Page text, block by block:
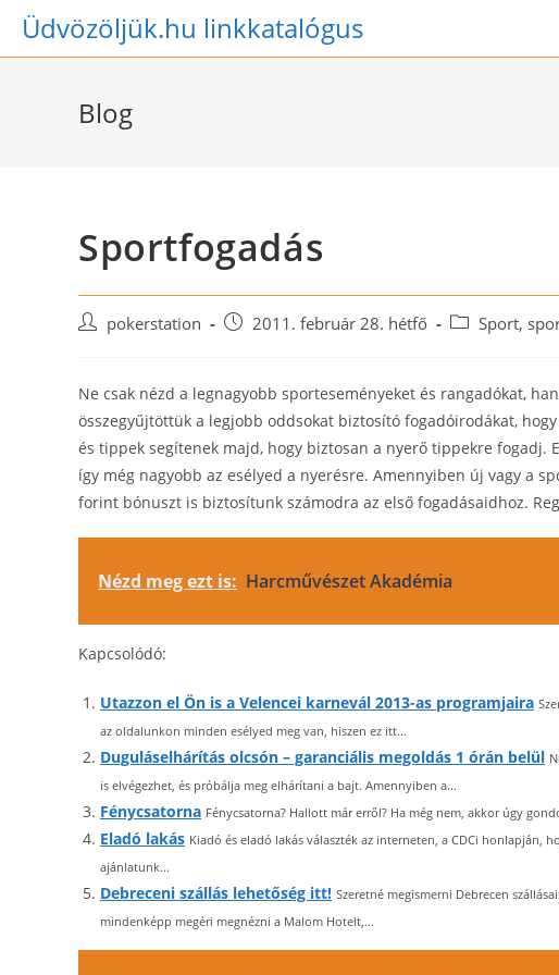
SkipÜdvözöljük.hu linkkatalógus
Blog
Sportfogadás
Post pokerstation
Post 2011. február 28. hétfő
PostSport,
Ne csak nézd a legnagyobb sporteseményeket és rangadókat,
összegyűjtöttük a legjobb oddsokat biztosító fogadóirodákat,
és tippek segítenek majd, hogy biztosan a nyerő tippekre fogadj.
így még nagyobb az esélyed a nyerésre. Amennyiben új vagy a
forint bónuszt is biztosítunk számodra az első fogadásaidhoz.
Nézd meg ezt is: Harcművészet Akadémia
Kapcsolódó:
Utazzon el Ön is a Velencei karnevál 2013-as programjaira
az oldalunkon minden esélyed meg van, hiszen ez itt...
Duguláselhárítás olcsón – garanciális megoldás 1 órán belül
is elvégezhet, és próbálja meg elhárítani a bajt. Amennyiben a...
Fénycsatorna Fénycsatorna? Hallott már erről? Ha még nem, akkor úgy
Eladó lakás Kiadó és eladó lakás választék az interneten, a CDCi honlapján,
ajánlatunk...
Debreceni szállás lehetőség itt! Szeretné megismerni Debrecen
mindenképp megéri megnézni a Malom Hotelt,...